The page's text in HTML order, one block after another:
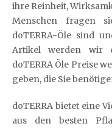
ihre Reinheit,
Menschen fragen
doTERRA-Öle sind
Artikel werden wir
doTERRA Öle Preise
geben, die Sie
doTERRA bietet eine
aus den besten